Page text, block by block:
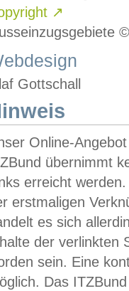
↗
Gottschall
Online-
übernimmt
erreicht
erstmaligen
es sich
der verlinkten
sein. Eine
Das